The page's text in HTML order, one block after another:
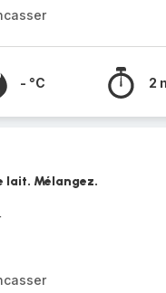
- °C 2
lait. Mélangez.